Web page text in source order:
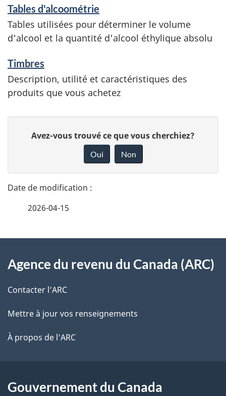
Tables d'alcoométrie
Tables utilisées pour déterminer le volume
d'alcool et la quantité d'alcool éthylique absolu
Timbres
Description, utilité et caractéristiques des
produits que vous achetez
t
a
l
s
l
a
a
n
o
t
r
e
é
t
a
Avez-vous trouvé ce que vous cherchiez?
Oui Non
2026-04-15
propos
de
ce
site
Agence du revenu du Canada (ARC)
Contacter l’ARC
Mettre à jour vos renseignements
À propos de l'ARC
Gouvernement du Canada